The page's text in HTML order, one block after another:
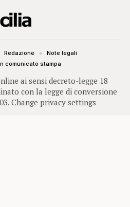
ai sensi decreto-legge 18
con la legge di conversione
Change privacy settings
Redazione
Note legali
comunicato stampa